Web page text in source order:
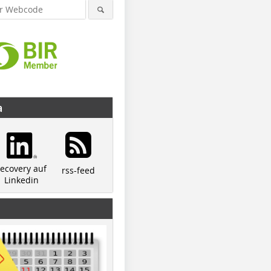
© JÖST
auf
Linkedin
rss-feed